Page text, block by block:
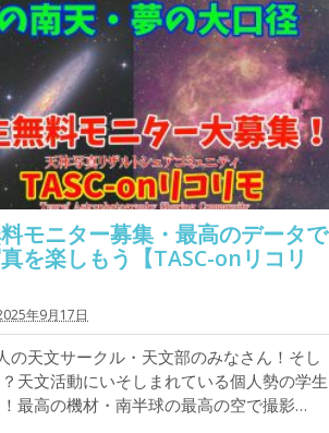
モニター募集・最高のデータで
を楽しもう【TASC-onリコリ
年9月17日
の天文サークル・天文部のみなさん！そし
天文活動にいそしまれている個人勢の学生
最高の機材・南半球の最高の空で撮影…